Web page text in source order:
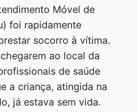
Móvel de
foi rapidamente
socorro à vítima.
ao local da
de saúde
a criança, atingida na
já estava sem vida.